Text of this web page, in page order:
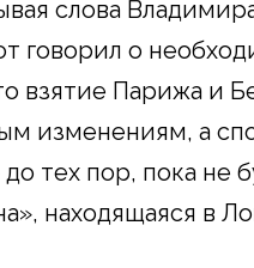
слова
говорил о
взятие Парижа и
изменениям, а
тех пор, пока не
находящаяся в